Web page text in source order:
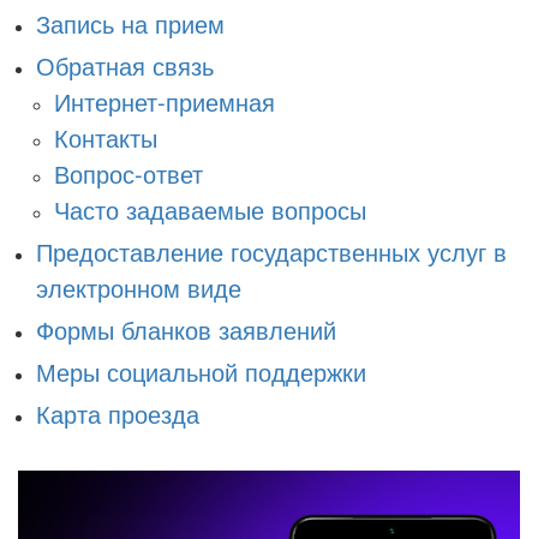
Запись на прием
Обратная связь
Интернет-приемная
Контакты
Вопрос-ответ
Часто задаваемые вопросы
Предоставление государственных услуг в
электронном виде
Формы бланков заявлений
Меры социальной поддержки
Карта проезда